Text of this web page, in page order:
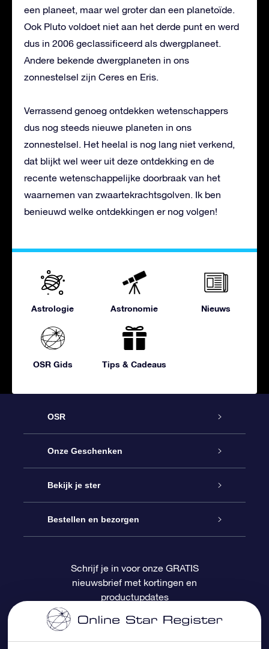
een planeet, maar wel groter dan een planetoïde.
Ook Pluto voldoet niet aan het derde punt en werd
dus in 2006 geclassificeerd als dwergplaneet.
Andere bekende dwergplaneten in ons
zonnestelsel zijn Ceres en Eris.
Verrassend genoeg ontdekken wetenschappers
dus nog steeds nieuwe planeten in ons
zonnestelsel. Het heelal is nog lang niet verkend,
dat blijkt wel weer uit deze ontdekking en de
recente wetenschappelijke doorbraak van het
waarnemen van zwaartekrachtsgolven. Ik ben
benieuwd welke ontdekkingen er nog volgen!
Astrologie Astronomie Nieuws
OSR Gids Tips & Cadeaus
OSR
Service
Contact
Blog
OSR Recensies
Onze Geschenken
Online Star Gift
OSR Cadeaupakket
OSR Cadeaukaart
Relatiegeschenken
Bekijk je ster
Sterrenregister
Gepersonaliseerde sterrenpagina
One Million Stars
Bestellen en bezorgen
Betalingsinformatie
Verzendinformatie
Schrijf je in voor onze GRATIS
nieuwsbrief met kortingen en
productupdates